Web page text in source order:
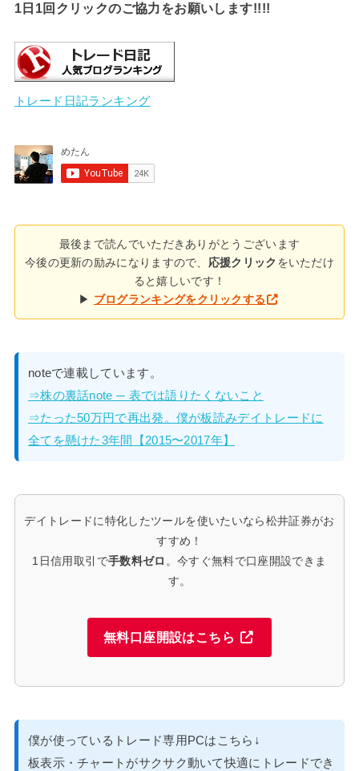
1日1回クリックのご協力をお願いします!!!!
トレード日記ランキング
最後まで読んでいただきありがとうございます
今後の更新の励みになりますので、 応援クリック をいただけ
ると嬉しいです！
▶ ブログランキングをクリックする
noteで連載しています。
⇒株の裏話note ─ 表では語りたくないこと
⇒たった50万円で再出発。僕が板読みデイトレードに
全てを懸けた3年間【2015〜2017年】
デイトレードに特化したツールを使いたいなら松井証券がお
すすめ！
1日信用取引で手数料ゼロ 。今すぐ無料で口座開設できま
す。
無料口座開設はこちら
僕が使っているトレード専用PCはこちら↓
板表示・チャートがサクサク動いて快適にトレードでき